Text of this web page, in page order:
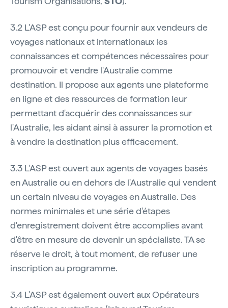
3.2 L'ASP est conçu pour fournir aux vendeurs de
voyages nationaux et internationaux les
connaissances et compétences nécessaires pour
promouvoir et vendre l'Australie comme
destination. Il propose aux agents une plateforme
en ligne et des ressources de formation leur
permettant d'acquérir des connaissances sur
l'Australie, les aidant ainsi à assurer la promotion et
à vendre la destination plus efficacement.
3.3 L'ASP est ouvert aux agents de voyages basés
en Australie ou en dehors de l'Australie qui vendent
un certain niveau de voyages en Australie. Des
normes minimales et une série d'étapes
d'enregistrement doivent être accomplies avant
d'être en mesure de devenir un spécialiste. TA se
réserve le droit, à tout moment, de refuser une
inscription au programme.
3.4 L'ASP est également ouvert aux Opérateurs